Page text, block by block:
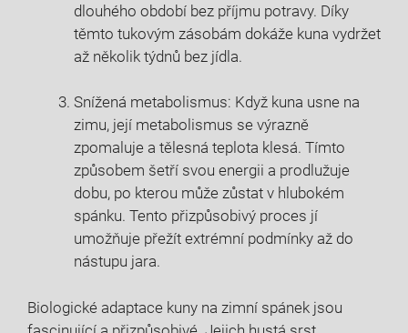
dlouhého období bez příjmu potravy. Díky
těmto tukovým zásobám dokáže kuna vydržet
až několik týdnů bez jídla.
Snížená metabolismus: Když kuna usne na
zimu, její metabolismus se výrazně
zpomaluje a tělesná teplota klesá. Tímto
způsobem šetří svou energii a prodlužuje
dobu, po kterou může zůstat v hlubokém
spánku. Tento přizpůsobivý proces jí
umožňuje přežít extrémní podmínky až do
nástupu jara.
Biologické adaptace kuny na zimní spánek jsou